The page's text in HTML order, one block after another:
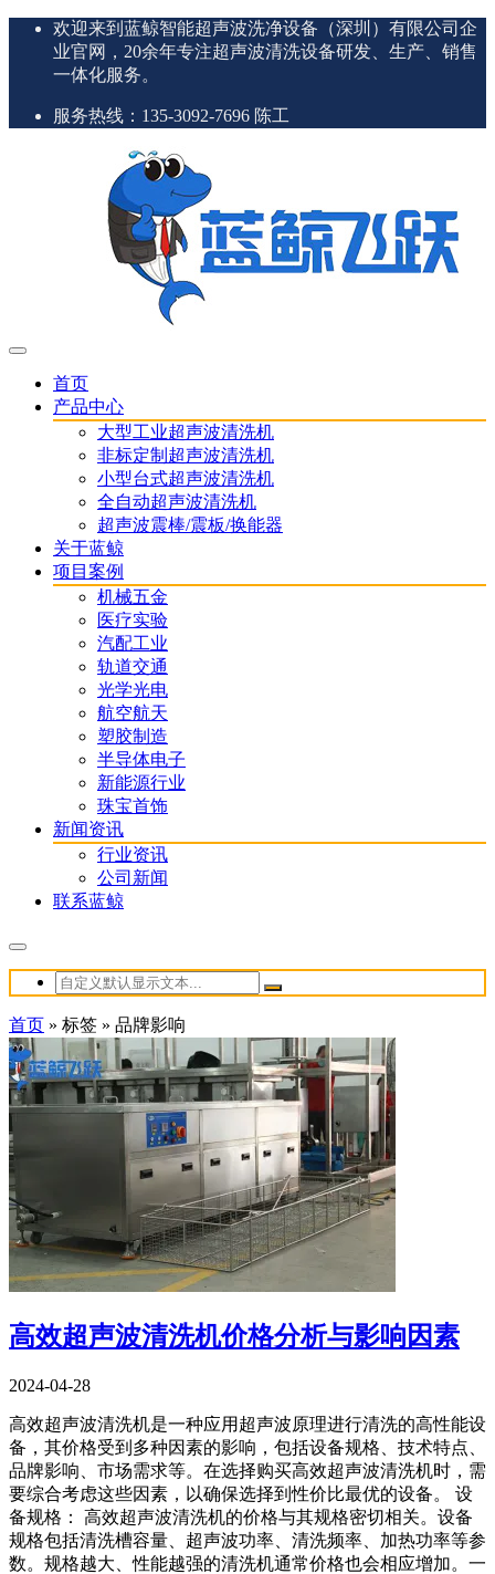
欢迎来到蓝鲸智能超声波洗净设备（深圳）有限公司企
业官网，20余年专注超声波清洗设备研发、生产、销售
一体化服务。
服务热线：135-3092-7696 陈工
首页
产品中心
大型工业超声波清洗机
非标定制超声波清洗机
小型台式超声波清洗机
全自动超声波清洗机
超声波震棒/震板/换能器
关于蓝鲸
项目案例
机械五金
医疗实验
汽配工业
轨道交通
光学光电
航空航天
塑胶制造
半导体电子
新能源行业
珠宝首饰
新闻资讯
行业资讯
公司新闻
联系蓝鲸
首页 » 标签 » 品牌影响
高效超声波清洗机价格分析与影响因素
2024-04-28
高效超声波清洗机是一种应用超声波原理进行清洗的高性能设
备，其价格受到多种因素的影响，包括设备规格、技术特点、
品牌影响、市场需求等。在选择购买高效超声波清洗机时，需
要综合考虑这些因素，以确保选择到性价比最优的设备。 设
备规格： 高效超声波清洗机的价格与其规格密切相关。设备
规格包括清洗槽容量、超声波功率、清洗频率、加热功率等参
数。规格越大、性能越强的清洗机通常价格也会相应增加。一